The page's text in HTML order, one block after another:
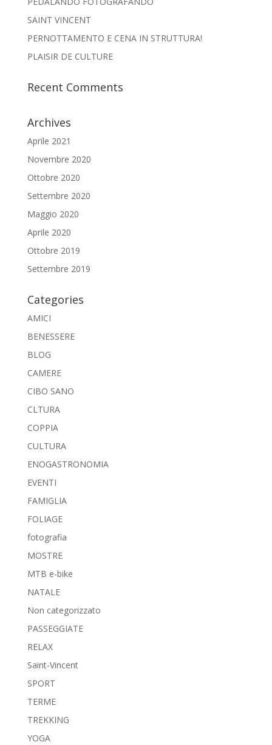
SAINT VINCENT
PERNOTTAMENTO E CENA IN STRUTTURA!
PLAISIR DE CULTURE
Recent Comments
Archives
Aprile 2021
Novembre 2020
Ottobre 2020
Settembre 2020
Maggio 2020
Aprile 2020
Ottobre 2019
Settembre 2019
Categories
AMICI
BENESSERE
BLOG
CAMERE
CIBO SANO
CLTURA
COPPIA
CULTURA
ENOGASTRONOMIA
EVENTI
FAMIGLIA
FOLIAGE
fotografia
MOSTRE
MTB e-bike
NATALE
Non categorizzato
PASSEGGIATE
RELAX
Saint-Vincent
SPORT
TERME
TREKKING
YOGA